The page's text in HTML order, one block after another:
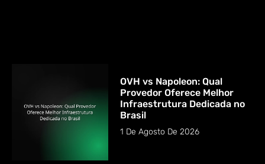
OVH vs Napoleon: Qual
Provedor Oferece Melhor
Infraestrutura Dedicada no
Brasil
1 De Agosto De 2026